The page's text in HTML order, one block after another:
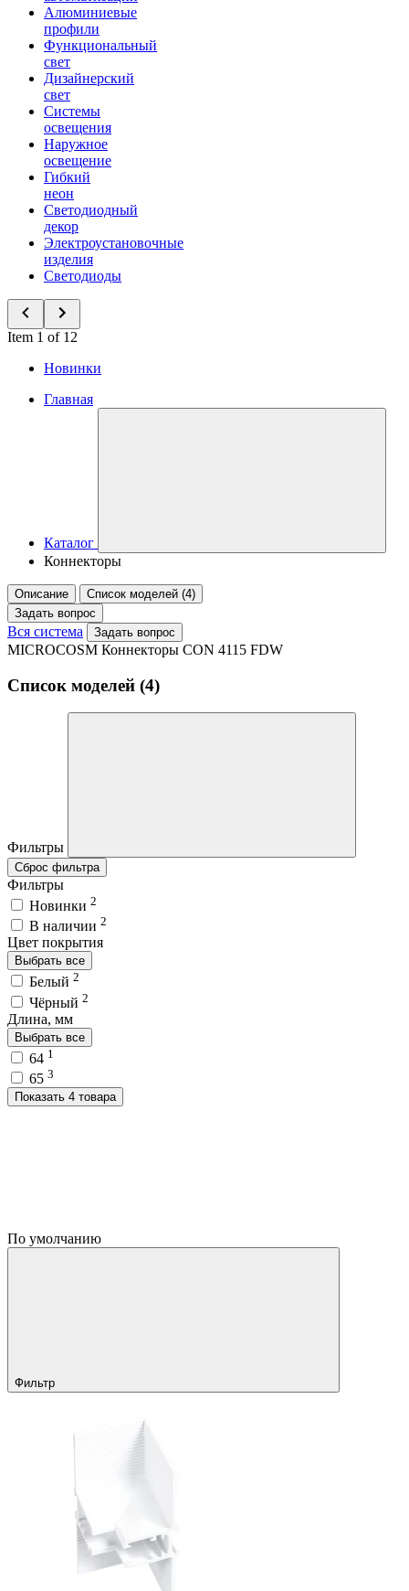
Алюминиевые
профили
Функциональный
свет
Дизайнерский
свет
Системы
освещения
Наружное
освещение
Гибкий
неон
Светодиодный
декор
Электроустановочные
изделия
Светодиоды
Item 1 of 12
Новинки
Главная
Каталог
Коннекторы
Описание
Список моделей (4)
Задать вопрос
Вся система Задать вопрос
MICROCOSM Коннекторы CON 4115 FDW
Список моделей (4)
Фильтры
Сброс фильтра
Фильтры
Новинки 2
В наличии 2
Цвет покрытия
Выбрать все
Белый 2
Чёрный 2
Длина, мм
Выбрать все
64 1
65 3
Показать 4 товара
По умолчанию
Фильтр